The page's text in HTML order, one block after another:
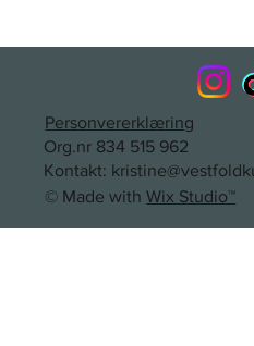
Personvererklæring
Org.nr 834 515 962
Kontakt:
© Made withWix Studio™